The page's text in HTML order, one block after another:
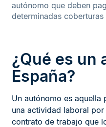
autónomo que deben
determinadas coberturas
¿Qué es un
España?
Un autónomo es aquella
una actividad laboral
contrato de trabajo que